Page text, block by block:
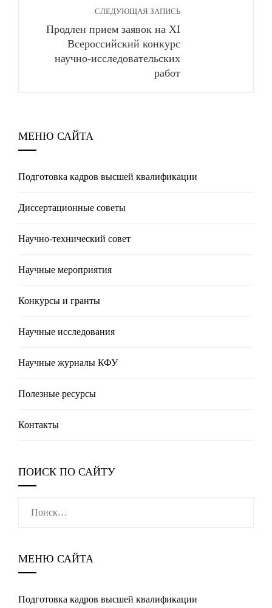
СЛЕДУЮЩАЯ ЗАПИСЬ
Продлен прием заявок на XI
Всероссийский конкурс
научно-исследовательских
работ
МЕНЮ САЙТА
Подготовка кадров высшей квалификации
Диссертационные советы
Научно-технический совет
Научные мероприятия
Конкурсы и гранты
Научные исследования
Научные журналы КФУ
Полезные реcурсы
Контакты
ПОИСК ПО САЙТУ
МЕНЮ САЙТА
Подготовка кадров высшей квалификации